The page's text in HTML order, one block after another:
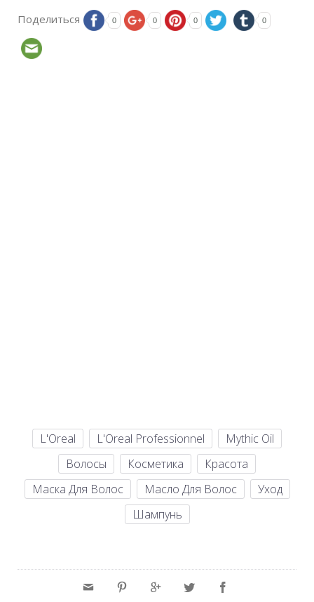
Поделиться 0 0 0 0
L'Oreal L'Oreal Professionnel
Mythic Oil
Волосы
Косметика
Красота
Маска Для Волос
Масло Для Волос
Уход
Шампунь